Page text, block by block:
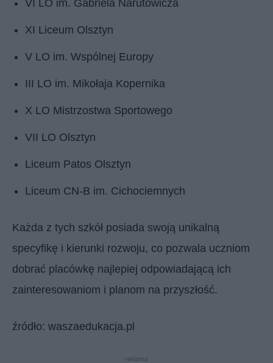
VI LO im. Gabriela Narutowicza
XI Liceum Olsztyn
V LO im. Wspólnej Europy
III LO im. Mikołaja Kopernika
X LO Mistrzostwa Sportowego
VII LO Olsztyn
Liceum Patos Olsztyn
Liceum CN-B im. Cichociemnych
Każda z tych szkół posiada swoją unikalną
specyfikę i kierunki rozwoju, co pozwala uczniom
dobrać placówkę najlepiej odpowiadającą ich
zainteresowaniom i planom na przyszłość.
źródło: waszaedukacja.pl
reklama